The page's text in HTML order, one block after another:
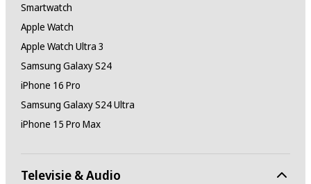
Smartwatch
Apple Watch
Apple Watch Ultra 3
Samsung Galaxy S24
iPhone 16 Pro
Samsung Galaxy S24 Ultra
iPhone 15 Pro Max
Televisie & Audio